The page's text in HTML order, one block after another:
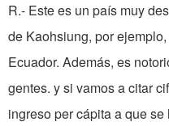
R.- Este es un país muy
de Kaohsiung, por
Ecuador. Además, es
gentes. y si vamos a citar
ingreso per cápita a que